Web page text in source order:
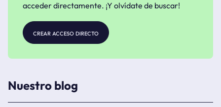
acceder directamente. ¡Y olvídate de buscar!
crear acceso directo
Nuestro blog